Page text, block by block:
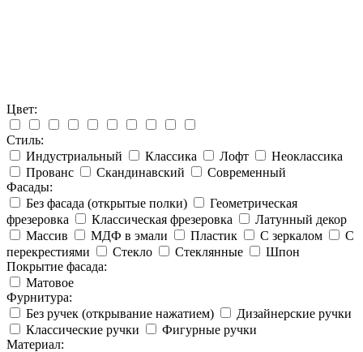
Цвет:
Стиль:
Индустриальный
Классика Лофт
Неоклассика
Прованс
Скандинавский
Современный
Фасады:
Без фасада (открытые полки)
Геометрическая
фрезеровка
Классическая фрезеровка
Латунный декор
Массив
МДФ в эмали Пластик С зеркалом
С
перекрестиями
Стекло Стеклянные
Шпон
Покрытие фасада:
Матовое
Фурнитура:
Без ручек (открывание нажатием)
Дизайнерские ручки
Классические ручки
Фигурные ручки
Материал: